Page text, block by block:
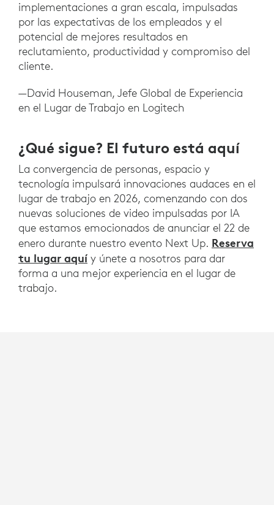
implementaciones a gran escala, impulsadas
por las expectativas de los empleados y el
potencial de mejores resultados en
reclutamiento, productividad y compromiso del
cliente.
—David Houseman, Jefe Global de Experiencia
en el Lugar de Trabajo en Logitech
¿Qué sigue? El futuro está aquí
La convergencia de personas, espacio y
tecnología impulsará innovaciones audaces en el
lugar de trabajo en 2026, comenzando con dos
nuevas soluciones de video impulsadas por IA
que estamos emocionados de anunciar el 22 de
enero durante nuestro evento Next Up. Reserva
tu lugar aquí y únete a nosotros para dar
forma a una mejor experiencia en el lugar de
trabajo.